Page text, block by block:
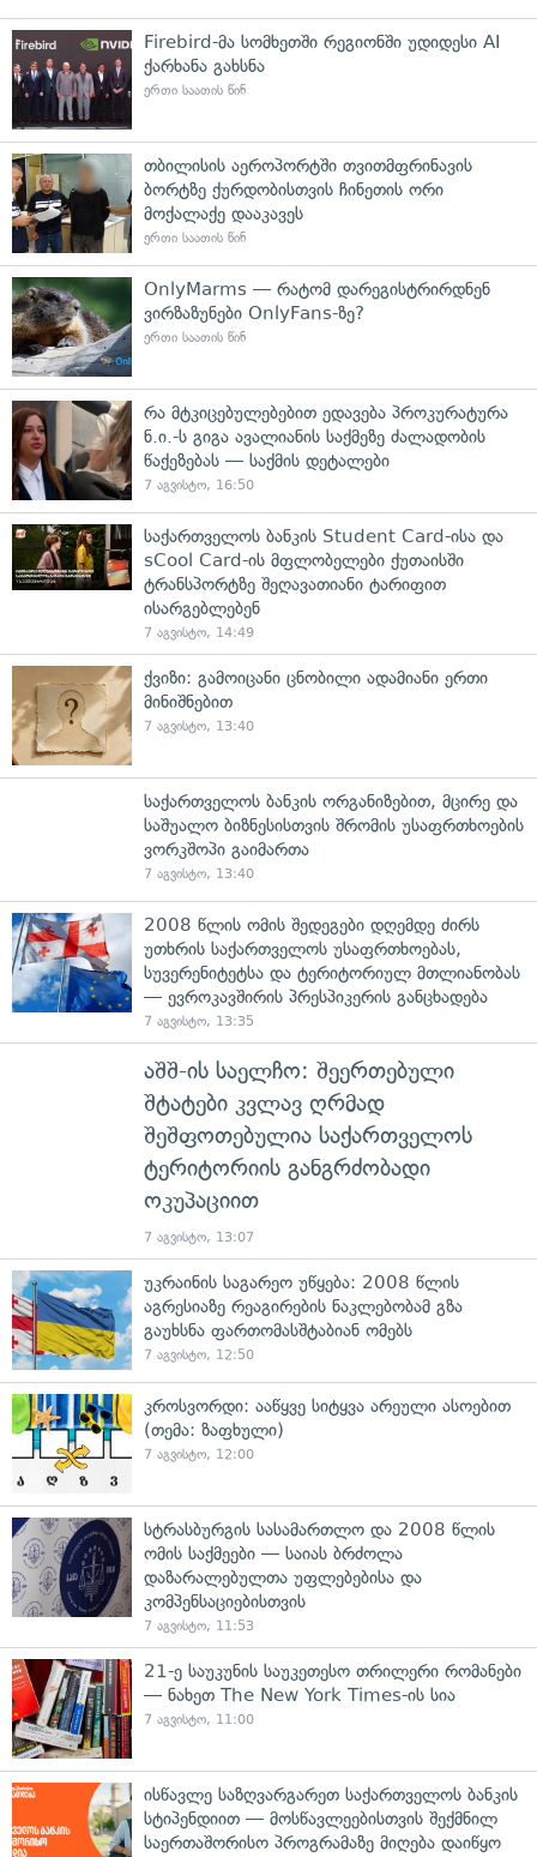
Firebird-მა სომხეთში რეგიონში უდიდესი AI
ქარხანა გახსნა
ერთი საათის წინ
თბილისის აეროპორტში თვითმფრინავის
ბორტზე ქურდობისთვის ჩინეთის ორი
მოქალაქე დააკავეს
ერთი საათის წინ
OnlyMarms — რატომ დარეგისტრირდნენ
ვირზაზუნები OnlyFans-ზე?
ერთი საათის წინ
რა მტკიცებულებებით ედავება პროკურატურა
ნ.ი.-ს გიგა ავალიანის საქმეზე ძალადობის
წაქეზებას — საქმის დეტალები
7 აგვისტო, 16:50
საქართველოს ბანკის Student Card-ისა და
sCool Card-ის მფლობელები ქუთაისში
ტრანსპორტზე შეღავათიანი ტარიფით
ისარგებლებენ
7 აგვისტო, 14:49
ქვიზი: გამოიცანი ცნობილი ადამიანი ერთი
მინიშნებით
7 აგვისტო, 13:40
საქართველოს ბანკის ორგანიზებით, მცირე და
საშუალო ბიზნესისთვის შრომის უსაფრთხოების
ვორკშოპი გაიმართა
7 აგვისტო, 13:40
2008 წლის ომის შედეგები დღემდე ძირს
უთხრის საქართველოს უსაფრთხოებას,
სუვერენიტეტსა და ტერიტორიულ მთლიანობას
— ევროკავშირის პრესპიკერის განცხადება
7 აგვისტო, 13:35
აშშ-ის საელჩო: შეერთებული
შტატები კვლავ ღრმად
შეშფოთებულია საქართველოს
ტერიტორიის განგრძობადი
ოკუპაციით
7 აგვისტო, 13:07
უკრაინის საგარეო უწყება: 2008 წლის
აგრესიაზე რეაგირების ნაკლებობამ გზა
გაუხსნა ფართომასშტაბიან ომებს
7 აგვისტო, 12:50
კროსვორდი: ააწყვე სიტყვა არეული ასოებით
(თემა: ზაფხული)
7 აგვისტო, 12:00
სტრასბურგის სასამართლო და 2008 წლის
ომის საქმეები — საიას ბრძოლა
დაზარალებულთა უფლებებისა და
კომპენსაციებისთვის
7 აგვისტო, 11:53
21-ე საუკუნის საუკეთესო თრილერი რომანები
— ნახეთ The New York Times-ის სია
7 აგვისტო, 11:00
ისწავლე საზღვარგარეთ საქართველოს ბანკის
სტიპენდიით — მოსწავლეებისთვის შექმნილ
საერთაშორისო პროგრამაზე მიღება დაიწყო